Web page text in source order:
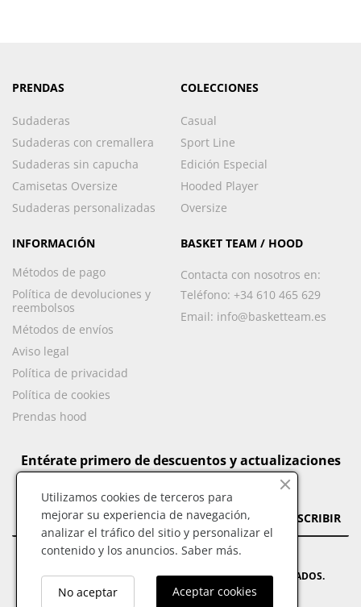
PRENDAS
Sudaderas
Sudaderas con cremallera
Sudaderas sin capucha
Camisetas Oversize
Sudaderas personalizadas
COLECCIONES
Casual
Sport Line
Edición Especial
Hooded Player
Oversize
INFORMACIÓN
Métodos de pago
Política de devoluciones y
reembolsos
Métodos de envíos
Aviso legal
Política de privacidad
Política de cookies
Prendas hood
BASKET TEAM / HOOD
Contacta con nosotros en:
Teléfono: +34 610 465 629
Email: info@basketteam.es
Entérate primero de descuentos y actualizaciones
SUSCRIBIR
© BASKET TEAM - 2023 TODOS LOS DERECHOS RESERVADOS.
Utilizamos cookies de terceros para
mejorar su experiencia de navegación,
analizar el tráfico del sitio y personalizar el
contenido y los anuncios. Saber más.
Aceptar cookies
No aceptar